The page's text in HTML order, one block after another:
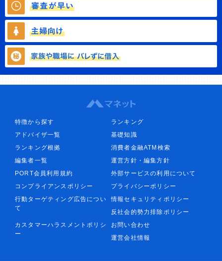
特徴から探す
ランキング
アドバイザ一覧
基礎知識
ランキング根拠
消費者金融ATM検索
編集者一覧
運営方針・編集方針
PORT会員利用規約
外部サービスの利用について
コンプライアンスポリシー
プライバシーポリシー
行動ターゲティング広告につい
て
情報セキュリティポリシー
反社会的勢力排除ポリシー
カスタマーハラスメントポリシ
ー
お問い合わせ
運営会社情報